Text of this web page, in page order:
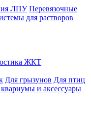
ЛПУ Перевязочные
для растворов
ЖКТ
Для грызунов Для птиц
и аксессуары